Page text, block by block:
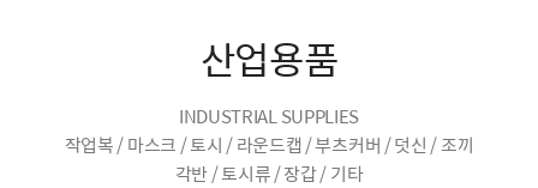
산업용품
INDUSTRIAL SUPPLIES
작업복 / 마스크 / 토시 / 라운드캡 / 부츠커버 / 덧신 / 조끼
각반 / 토시류 / 장갑 / 기타